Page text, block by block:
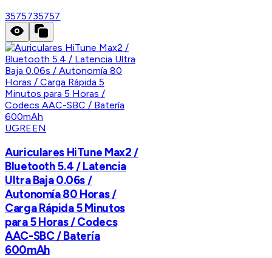
3575735757
UGREEN
Auriculares HiTune Max2 /
Bluetooth 5.4 / Latencia
Ultra Baja 0.06s /
Autonomía 80 Horas /
Carga Rápida 5 Minutos
para 5 Horas / Codecs
AAC-SBC / Batería
600mAh